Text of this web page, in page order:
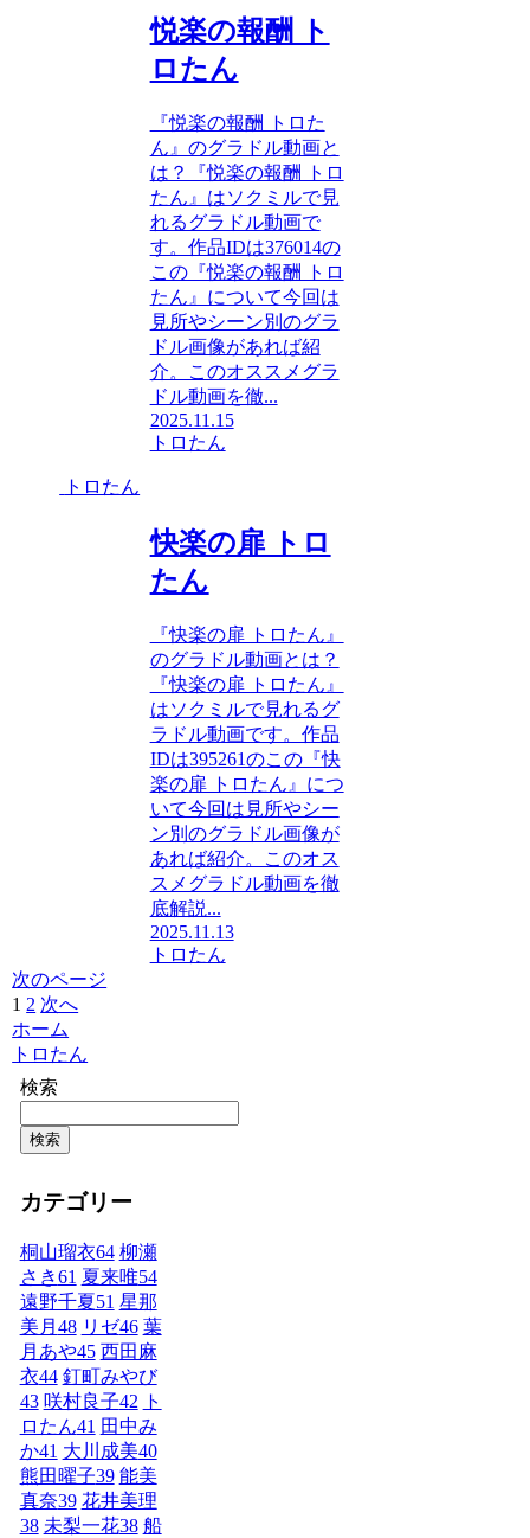
悦楽の報酬 ト
ロたん
『悦楽の報酬 トロた
ん』のグラドル動画と
は？『悦楽の報酬 トロ
たん』はソクミルで見
れるグラドル動画で
す。作品IDは376014の
この『悦楽の報酬 トロ
たん』について今回は
見所やシーン別のグラ
ドル画像があれば紹
介。このオススメグラ
ドル動画を徹...
2025.11.15
トロたん
トロたん
快楽の扉 トロ
たん
『快楽の扉 トロたん』
のグラドル動画とは？
『快楽の扉 トロたん』
はソクミルで見れるグ
ラドル動画です。作品
IDは395261のこの『快
楽の扉 トロたん』につ
いて今回は見所やシー
ン別のグラドル画像が
あれば紹介。このオス
スメグラドル動画を徹
底解説...
2025.11.13
トロたん
次のページ
1 2 次へ
ホーム
トロたん
検索
検索
カテゴリー
桐山瑠衣64 柳瀬
さき61 夏来唯54
遠野千夏51 星那
美月 48 リゼ46 葉
月あや45 西田麻
衣44 釘町みやび
43 咲村良子42
ト
ロたん41 田中み
か41 大川成美40
熊田曜子39 能美
真奈39 花井美理
38 未梨一花38 船